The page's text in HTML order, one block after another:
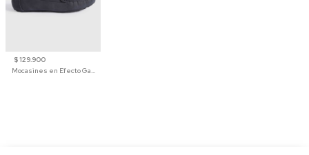
$ 129.900
Mocasines en Efecto Gamuzado Para Mujer